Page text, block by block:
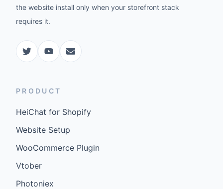
the website install only when your storefront stack
requires it.
PRODUCT
HeiChat for Shopify
Website Setup
WooCommerce Plugin
Vtober
Photoniex